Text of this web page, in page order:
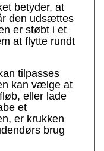
betyder, at
den udsættes
er støbt i et
at flytte rundt
tilpasses
kan vælge at
eller lade
et
er krukken
brug